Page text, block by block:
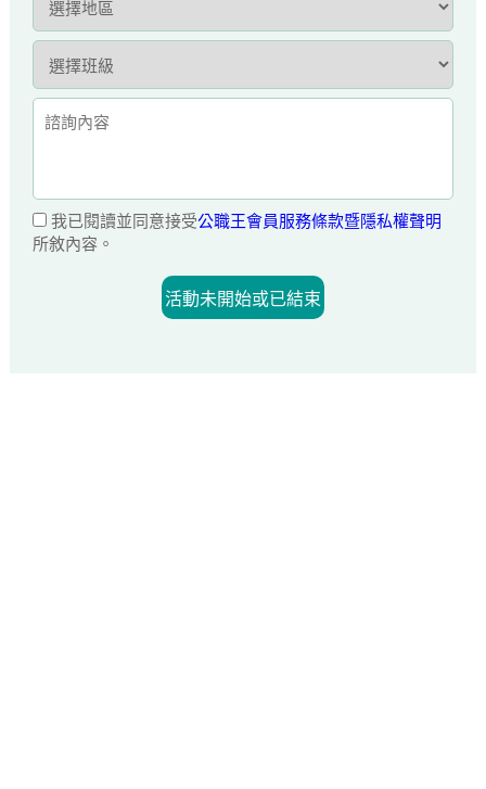
我已閱讀並同意接受公職王會員服務條款暨隱私權聲明
所敘內容。
活動未開始或已結束